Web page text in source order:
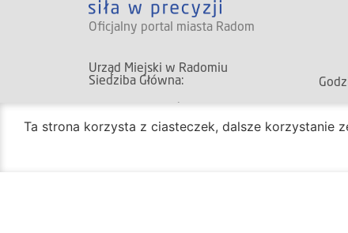
Oficjalny portal miasta Radom
Urząd Miejski w Radomiu
Siedziba Główna:
26-600 Radom
Ta strona korzysta z ciasteczek, dalsze korzystanie